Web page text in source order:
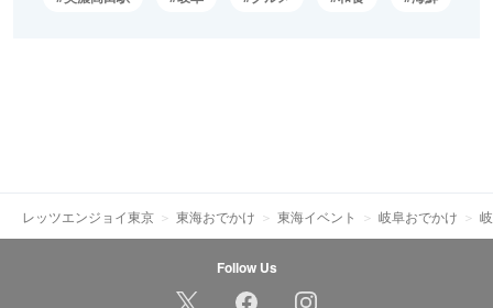
レッツエンジョイ東京 東海おでかけ 東海イベント 岐阜おでかけ
Follow Us